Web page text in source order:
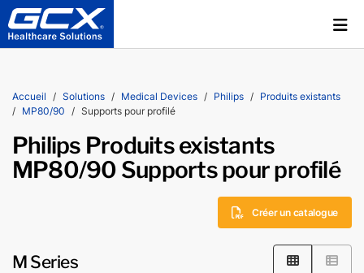
Accueil Solutions Medical Devices Philips
Produits existants
MP80/90
Supports pour profilé
Philips Produits existants
MP80/90 Supports pour profilé
Créer un catalogue
M Series